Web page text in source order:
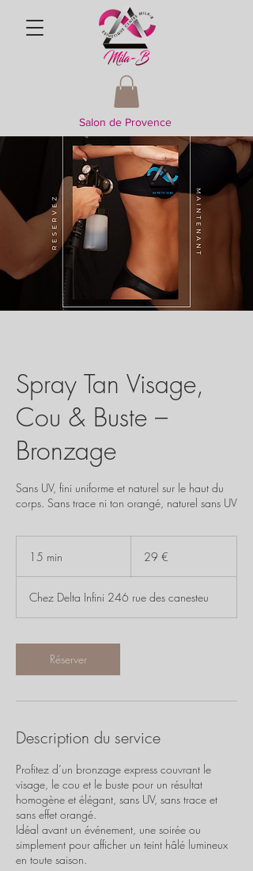
Salon de Provence
Spray Tan Visage,
Cou & Buste –
Bronzage
Sans UV, fini uniforme et naturel sur le haut du
corps. Sans trace ni ton orangé, naturel sans UV
15 min
i
n
29 €
Chez Delta Infini 246 rue des canesteu
Réserver
Description du service
Profitez d’un bronzage express couvrant le
visage, le cou et le buste pour un résultat
homogène et élégant, sans UV, sans trace et
sans effet orangé.
Idéal avant un événement, une soirée ou
simplement pour afficher un teint hâlé lumineux
en toute saison.